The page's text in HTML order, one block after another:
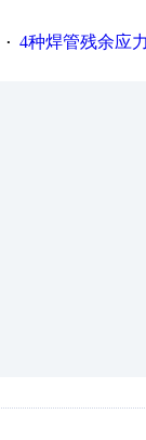
· 4种焊管残余应